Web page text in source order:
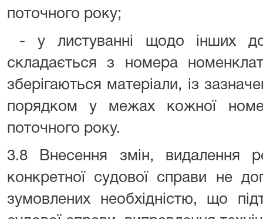
поточного року;
- у листуванні щодо інших
складається з номера
зберігаються матеріали, із
порядком у межах кожної
поточного року.
3.8 Внесення змін, видалення
конкретної судової справи не
зумовлених необхідністю, що